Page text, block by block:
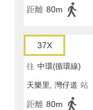
距離 80m
37X
往 中環(循環線)
天樂里, 灣仔道 站
距離 80m